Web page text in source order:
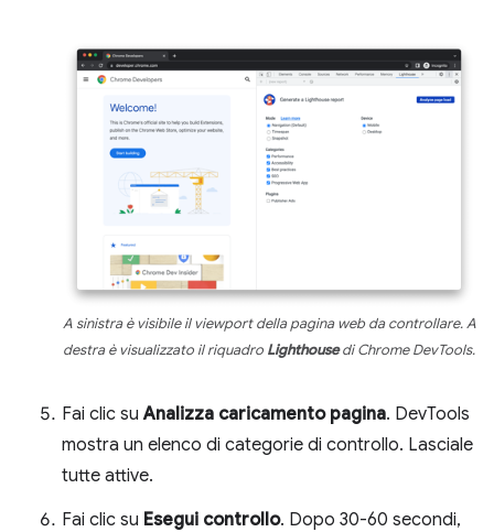
A sinistra è visibile il viewport della pagina web da controllare. A
destra è visualizzato il riquadro Lighthousedi Chrome DevTools.
Fai clic suAnalizza caricamento pagina. DevTools
mostra un elenco di categorie di controllo. Lasciale
tutte attive.
Fai clic su Esegui controllo. Dopo 30-60 secondi,